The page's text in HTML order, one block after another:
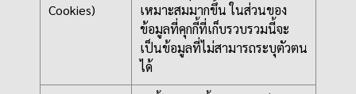
Cookies)
เหมาะสมมากขึ้น ในส่วนของ
ข้อมูลที่คุกกี้ที่เก็บรวบรวมนี้จะ
เป็นข้อมูลที่ไม่สามารถระบุตัวตน
ได้